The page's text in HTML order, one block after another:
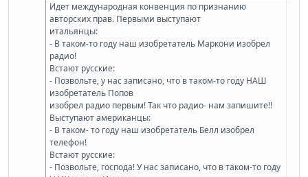
Идет международная конвенция по признанию
авторских прав. Первыми выступают
итальянцы:
- В таком-то году наш изобретатель Маркони изобрел
радио!
Встают русские:
- Позвольте, у нас записано, что в таком-то году НАШ
изобретатель Попов
изобрел радио первым! Так что радио- нам запишите!!
Выступают американцы:
- В таком- то году наш изобретатель Белл изобрел
телефон!
Встают русские:
- Позвольте, господа! У нас записано, что в таком-то году